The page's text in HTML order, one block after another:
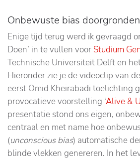
Onbewuste bias doorgronden
Enige tijd terug werd ik gevraagd
Doen’ in te vullen voor Studium
Technische Universiteit Delft en
Hieronder zie je de videoclip van
eerst Omid Kheirabadi toelichting
provocatieve voorstelling ‘Alive &
presentatie stond ons eigen,
centraal en met name hoe
(unconscious bias) automatische
blinde vlekken genereren. In het